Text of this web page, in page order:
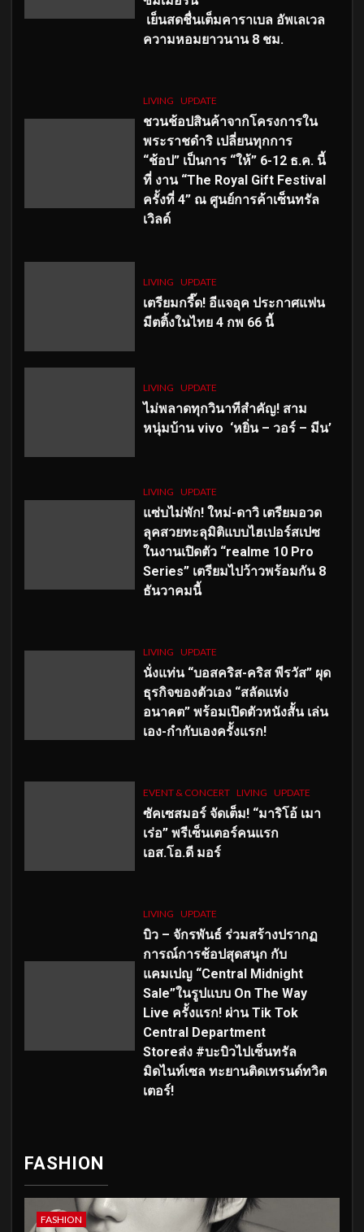
เย็นสดชื่นเต็มคาราเบล อัพเลเวล
ความหอมยาวนาน 8 ชม.
LIVING UPDATE
ชวนช้อปสินค้าจากโครงการใน
พระราชดำริ เปลี่ยนทุกการ
“ช้อป” เป็นการ “ให้” 6-12 ธ.ค. นี้
ที่ งาน “The Royal Gift Festival
ครั้งที่ 4” ณ ศูนย์การค้าเซ็นทรัล
เวิลด์
LIVING UPDATE
เตรียมกรี๊ด! อีแจอุค ประกาศแฟน
มีตติ้งในไทย 4 กพ 66 นี้
LIVING UPDATE
ไม่พลาดทุกวินาทีสำคัญ! สาม
หนุ่มบ้าน vivo ‘หยิ่น – วอร์ – มีน’
LIVING UPDATE
แซ่บไม่พัก! ใหม่-ดาวิ เตรียมอวด
ลุคสวยทะลุมิติแบบไฮเปอร์สเปซ
ในงานเปิดตัว “realme 10 Pro
Series” เตรียมไปว้าวพร้อมกัน 8
ธันวาคมนี้
LIVING UPDATE
นั่งแท่น “บอสคริส-คริส พีรวัส” ผุด
ธุรกิจของตัวเอง “สลัดแห่ง
อนาคต” พร้อมเปิดตัวหนังสั้น เล่น
เอง-กำกับเองครั้งแรก!
EVENT & CONCERT LIVING UPDATE
ซัคเซสมอร์ จัดเต็ม! “มาริโอ้ เมา
เร่อ” พรีเซ็นเตอร์คนแรก
เอส.โอ.ดี มอร์
LIVING UPDATE
บิว – จักรพันธ์ ร่วมสร้างปรากฏ
การณ์การช้อปสุดสนุก กับ
แคมเปญ “Central Midnight
Sale”ในรูปแบบ On The Way
Live ครั้งแรก! ผ่าน Tik Tok
Central Department
Storeส่ง #บะบิวไปเซ็นทรัล
มิดไนท์เซล ทะยานติดเทรนด์ทวิต
เตอร์!
FASHION
FASHION